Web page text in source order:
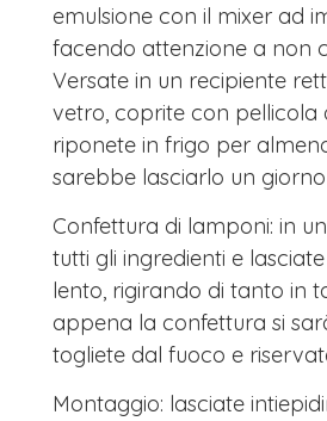
emulsione con il mixer ad
facendo attenzione a non
Versate in un recipiente
vetro, coprite con pellicola
riponete in frigo per
sarebbe lasciarlo un
Confettura di lamponi: in
tutti gli ingredienti e
lento, rigirando di tanto in
appena la confettura si
togliete dal fuoco e
Montaggio: lasciate